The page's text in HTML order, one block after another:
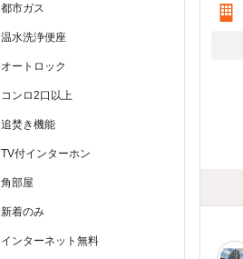
都市ガス
温水洗浄便座
オートロック
コンロ2口以上
追焚き機能
TV付インターホン
角部屋
新着のみ
インターネット無料